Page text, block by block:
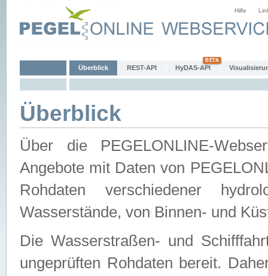
Hilfe
Überblick REST-API HyDAS-API
Überblick
Über die PEGELONLINE-
Angebote mit Daten von
Rohdaten verschiedener
Wasserstände, von Binnen- und
Die Wasserstraßen- und
ungeprüften Rohdaten bereit.